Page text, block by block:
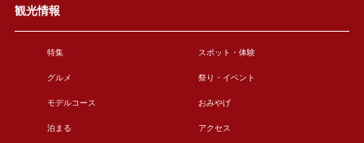
観光情報
特集 スポット・体験
グルメ 祭り・イベント
モデルコース おみやげ
泊まる アクセス